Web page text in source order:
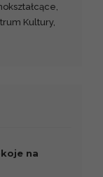
Kultury,
na